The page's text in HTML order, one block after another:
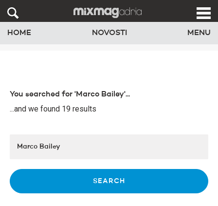
HOME NOVOSTI MENU
You searched for 'Marco Bailey'...
...and we found 19 results